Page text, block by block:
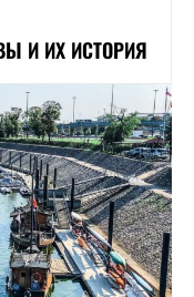
И ИХ ИСТОРИЯ